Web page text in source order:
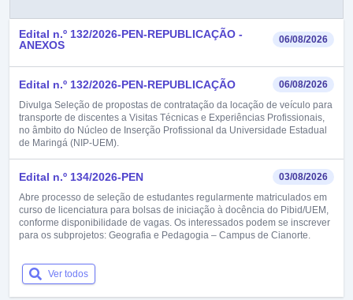
Edital n.º 132/2026-PEN-REPUBLICAÇÃO -
ANEXOS
06/08/2026
Edital n.º 132/2026-PEN-REPUBLICAÇÃO
06/08/2026
Divulga Seleção de propostas de contratação da locação de veículo para
transporte de discentes a Visitas Técnicas e Experiências Profissionais,
no âmbito do Núcleo de Inserção Profissional da Universidade Estadual
de Maringá (NIP-UEM).
Edital n.º 134/2026-PEN
03/08/2026
Abre processo de seleção de estudantes regularmente matriculados em
curso de licenciatura para bolsas de iniciação à docência do Pibid/UEM,
conforme disponibilidade de vagas. Os interessados podem se inscrever
para os subprojetos: Geografia e Pedagogia – Campus de Cianorte.
Ver todos